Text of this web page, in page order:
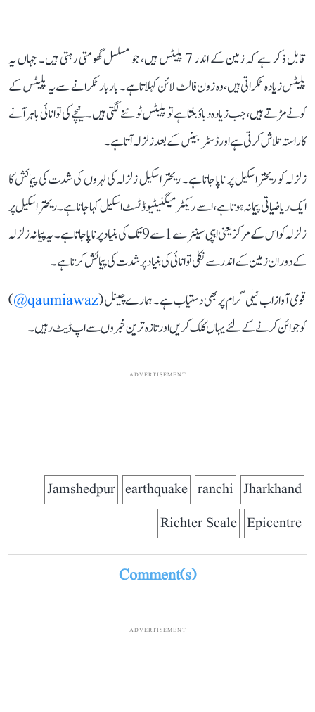
قابل ذکر ہے کہ زمین کے اندر 7 پلیٹس ہیں، جو مسلسل گھومتی رہتی ہیں۔ جہاں یہ
پلیٹس زیادہ ٹکراتی ہیں، وہ زون فالٹ لائن کہلاتا ہے۔ بار بار ٹکرانے سے یہ پلیٹس کے
کونے مڑتے ہیں، جب زیادہ دباؤ بنتا ہے تو پلیٹس ٹوٹنے لگتی ہیں۔ نیچے کی توانائی باہر آنے
کا راستہ تلاش کرتی ہے اور ڈسٹربینس کے بعد زلزلہ آتا ہے۔
زلزلہ کو ریختر اسکیل پر ناپا جاتا ہے۔ ریختر اسکیل زلزلہ کی لہروں کی شدت کی پیمائش کا
ایک ریاضیاتی پیمانہ ہوتا ہے، اسے ریکٹر میگنیٹیوڈ ٹسٹ اسکیل کہا جاتا ہے۔ ریختر اسکیل پر
زلزلہ کو اس کے مرکز یعنی ایپی سینٹر سے 1 سے 9 تک کی بنیاد پر ناپا جاتا ہے۔ یہ پیمانہ زلزلہ
کے دوران زمین کے اندر سے نکلی توانائی کی بنیاد پر شدت کی پیمائش کرتا ہے۔
قومی آواز اب ٹیلی گرام پر بھی دستیاب ہے۔ ہمارے چینل (qaumiawaz@
)
کو جوائن کرنے کے لئے یہاں کلک کریں اور تازہ ترین خبروں سے اپ ڈیٹ رہیں۔
ADVERTISEMENT
Jharkhand
ranchi
earthquake
Jamshedpur
Epicentre
Richter Scale
Comment(s)
ADVERTISEMENT